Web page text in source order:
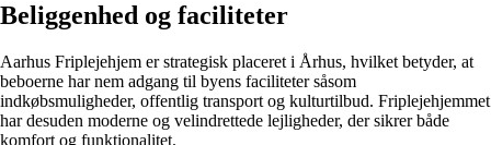
Beliggenhed og faciliteter
Aarhus Friplejehjem er strategisk placeret i Århus, hvilket betyder, at
beboerne har nem adgang til byens faciliteter såsom
indkøbsmuligheder, offentlig transport og kulturtilbud. Friplejehjemmet
har desuden moderne og velindrettede lejligheder, der sikrer både
komfort og funktionalitet.